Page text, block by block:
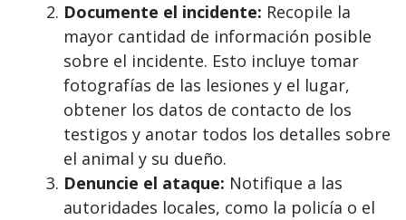
Documente el incidente: Recopile la
mayor cantidad de información posible
sobre el incidente. Esto incluye tomar
fotografías de las lesiones y el lugar,
obtener los datos de contacto de los
testigos y anotar todos los detalles sobre
el animal y su dueño.
Denuncie el ataque: Notifique a las
autoridades locales, como la policía o el